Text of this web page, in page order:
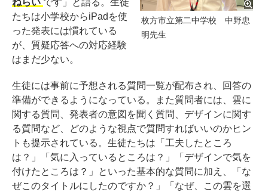
枚方市立第二中学校 中野忠
明先生
ねらい です」と語る。生徒
たちは小学校からiPadを使
った発表には慣れている
が、質疑応答への対応経験
はまだ少ない。
生徒には事前に予想される質問一覧が配布され、回答の
準備ができるようになっている。また質問者には、雲に
関する質問、発表者の意図を聞く質問、デザインに関す
る質問など、どのような視点で質問すればいいのかヒン
トも提示されている。生徒たちは「工夫したところ
は？」「気に入っているところは？」「デザインで気を
付けたところは？」といった基本的な質問に加え、「な
ぜこのタイトルにしたのですか？」「なぜ、この雲を選